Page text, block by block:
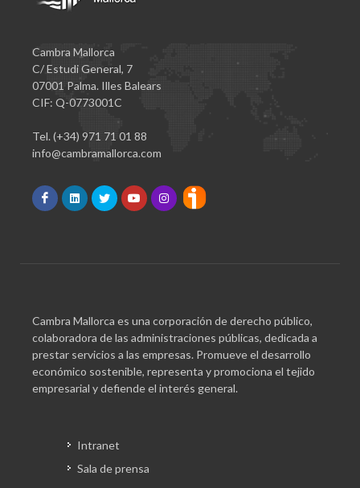
Cambra Mallorca
C/ Estudi General, 7
07001 Palma. Illes Balears
CIF: Q-0773001C
Tel. (+34) 971 71 01 88
info@cambramallorca.com
Cambra Mallorca es una corporación de derecho público,
colaboradora de las administraciones públicas, dedicada a
prestar servicios a las empresas. Promueve el desarrollo
económico sostenible, representa y promociona el tejido
empresarial y defiende el interés general.
Intranet
Sala de prensa